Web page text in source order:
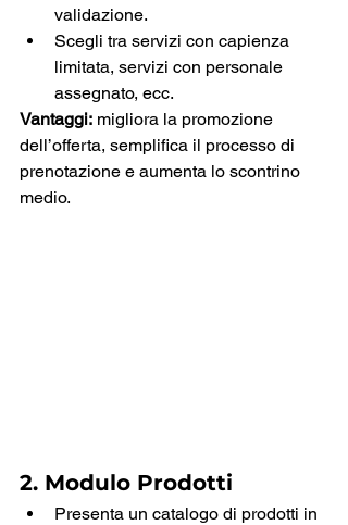
validazione.
Scegli tra servizi con capienza
limitata, servizi con personale
assegnato, ecc.
Vantaggi: migliora la promozione
dell’offerta, semplifica il processo di
prenotazione e aumenta lo scontrino
medio.
2. Modulo Prodotti
Presenta un catalogo di prodotti in